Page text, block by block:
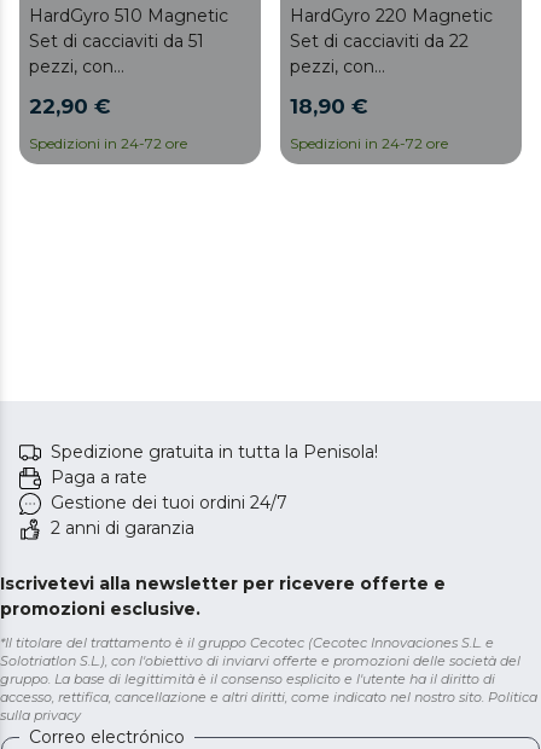
HardGyro 510 Magnetic
Set di cacciaviti da 51
pezzi, con
cacciaviti CRV e punte S2.
22,90 €
Spedizioni in 24-72 ore
HardGyro 220 Magnetic
Set di cacciaviti da 22
pezzi, con
cacciaviti CRV e punte S2.
18,90 €
Spedizioni in 24-72 ore
Spedizione gratuita in tutta la Penisola!
Paga a rate
Gestione dei tuoi ordini 24/7
2 anni di garanzia
Iscrivetevi alla newsletter per ricevere offerte e
promozioni esclusive.
*Il titolare del trattamento è il gruppo Cecotec (Cecotec Innovaciones S.L. e
Solotriatlon S.L.), con l'obiettivo di inviarvi offerte e promozioni delle società del
gruppo. La base di legittimità è il consenso esplicito e l'utente ha il diritto di
accesso, rettifica, cancellazione e altri diritti, come indicato nel nostro sito. Politica
sulla privacy
Correo electrónico